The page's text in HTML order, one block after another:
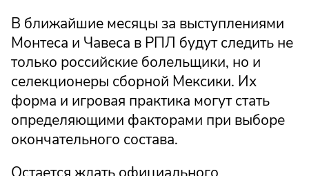
В ближайшие месяцы за выступлениями
Монтеса и Чавеса в РПЛ будут следить не
только российские болельщики, но и
селекционеры сборной Мексики. Их
форма и игровая практика могут стать
определяющими факторами при выборе
окончательного состава.